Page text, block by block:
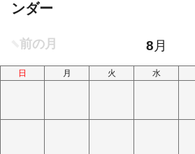
ンダー
日 月 火 水